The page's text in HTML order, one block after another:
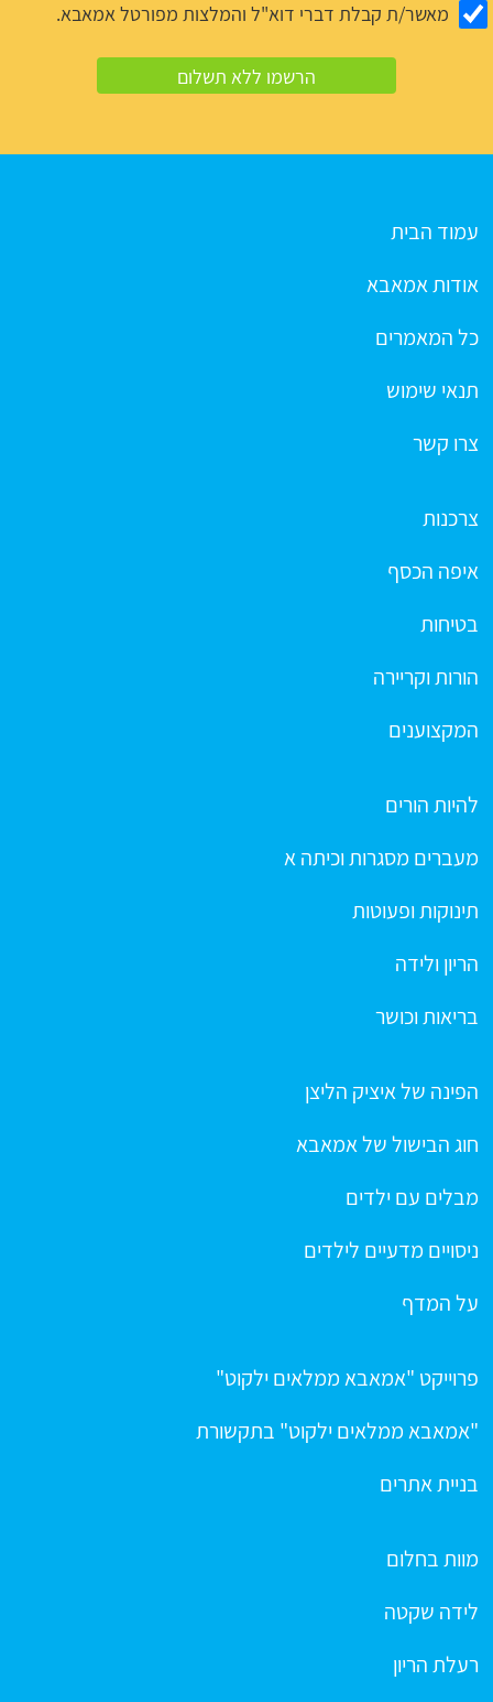
מאשר/ת קבלת דברי דוא"ל והמלצות מפורטל אמאבא.
עמוד הבית
אודות אמאבא
כל המאמרים
תנאי שימוש
צרו קשר
צרכנות
איפה הכסף
בטיחות
הורות וקריירה
המקצוענים
להיות הורים
מעברים מסגרות וכיתה א
תינוקות ופעוטות
הריון ולידה
בריאות וכושר
הפינה של איציק הליצן
חוג הבישול של אמאבא
מבלים עם ילדים
ניסויים מדעיים לילדים
על המדף
פרוייקט "אמאבא ממלאים ילקוט"
"אמאבא ממלאים ילקוט" בתקשורת
בניית אתרים
מוות בחלום
לידה שקטה
רעלת הריון